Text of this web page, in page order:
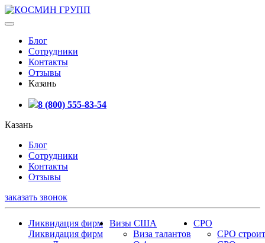
Блог
Сотрудники
Контакты
Отзывы
Казань
8 (800) 555-83-54
Казань
Блог
Сотрудники
Контакты
Отзывы
заказать звонок
Ликвидация фирм
Ликвидация фирм
Визы США
Виза талантов
СРО
СРО